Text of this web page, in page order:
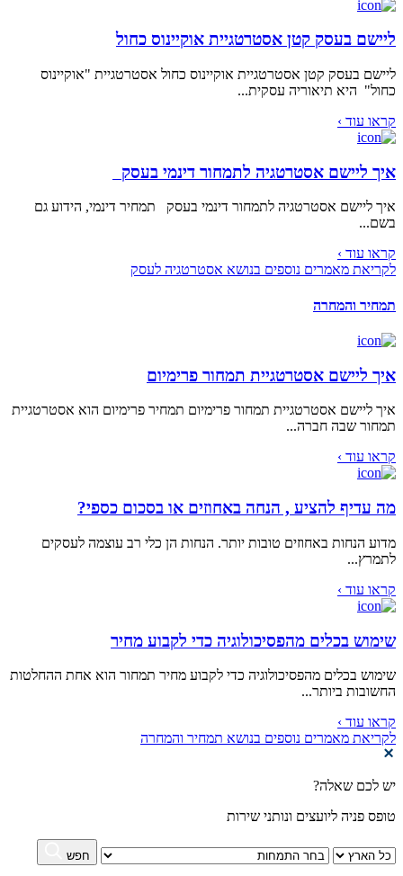
ליישם בעסק קטן אסטרטגיית אוקיינוס כחול
ליישם בעסק קטן אסטרטגיית אוקיינוס כחול אסטרטגיית "אוקיינוס
כחול" היא תיאוריה עסקית...
קראו עוד ›
איך ליישם אסטרטגיה לתמחור דינמי בעסק
איך ליישם אסטרטגיה לתמחור דינמי בעסק תמחיר דינמי, הידוע גם
בשם...
קראו עוד ›
לקריאת מאמרים נוספים בנושא אסטרטגיה לעסק
תמחיר והמחרה
איך ליישם אסטרטגיית תמחור פרימיום
איך ליישם אסטרטגיית תמחור פרימיום תמחיר פרימיום הוא אסטרטגיית
תמחור שבה חברה...
קראו עוד ›
מה עדיף להציע , הנחה באחוזים או בסכום כספי?
מדוע הנחות באחוזים טובות יותר. הנחות הן כלי רב עוצמה לעסקים
לתמרץ...
קראו עוד ›
שימוש בכלים מהפסיכולוגיה כדי לקבוע מחיר
שימוש בכלים מהפסיכולוגיה כדי לקבוע מחיר תמחור הוא אחת ההחלטות
החשובות ביותר...
קראו עוד ›
לקריאת מאמרים נוספים בנושא תמחיר והמחרה
יש לכם שאלה?
טופס פניה ליועצים ונותני שירות
חפש